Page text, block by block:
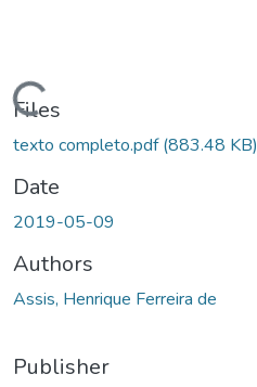
Files
texto completo.pdf(883.48 KB)
Date
2019-05-09
Authors
Assis, Henrique Ferreira de
Publisher